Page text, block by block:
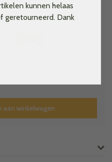
aan winkelwagen
kunnen helaas
geretourneerd. Dank